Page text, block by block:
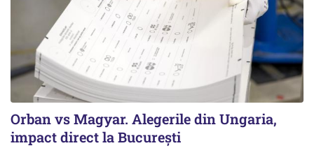
Orban vs Magyar. Alegerile din Ungaria,
impact direct la Bucureşti